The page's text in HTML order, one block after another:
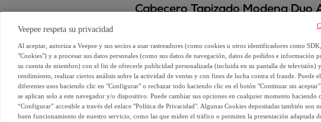
Cabecero Tapizado Modena Duo
149,00 €
369,00 €
-59 %
Veepee respeta su privacidad
Al aceptar, autoriza a Veepee y sus socios a usar rastreadores (como cookies u otros identificadores como
"Cookies") y a procesar sus datos personales (como sus datos de navegación, datos de pedidos e información
su cuenta de miembro) con el fin de ofrecerle publicidad personalizada (incluida en su pantalla de televisión)
rendimiento, realizar ciertos análisis sobre la actividad de ventas y con fines de lucha contra el fraude. Puede
diferentes usos haciendo clic en "Configurar" o rechazar todo haciendo clic en el botón "Continuar sin
se aplican solo a este navegador y/o dispositivo. Puede cambiar sus opciones en cualquier momento haciendo
“Configurar” accesible a través del enlace "Política de Privacidad". Algunas Cookies depositadas también son
buen funcionamiento de nuestro servicio, como las que miden el tráfico o permiten la presentación adaptada